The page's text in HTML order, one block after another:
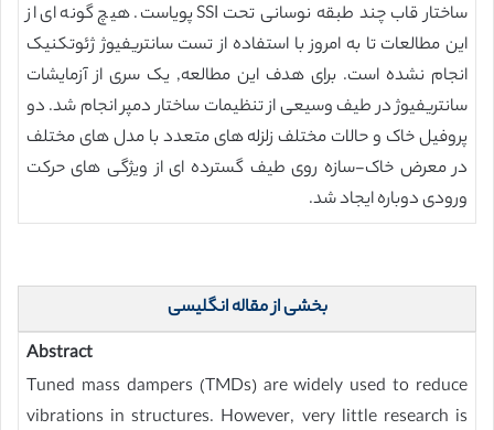
ساختار قاب چند طبقه نوسانی تحت SSI پویاست. هیچ گونه ای از
این مطالعات تا به امروز با استفاده از تست سانتریفیوژ ژئوتکنیک
انجام نشده است. برای هدف این مطالعه, یک سری از آزمایشات
سانتریفیوژ در طیف وسیعی از تنظیمات ساختار دمپر انجام شد. دو
پروفیل خاک و حالات مختلف زلزله های متعدد با مدل های مختلف
در معرض خاک-سازه روی طیف گسترده ای از ویژگی های حرکت
ورودی دوباره ایجاد شد.
بخشی از مقاله انگلیسی
Abstract
Tuned mass dampers (TMDs) are widely used to reduce
vibrations in structures. However, very little research is